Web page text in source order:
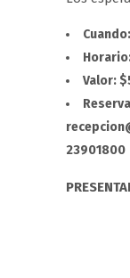
Valor:
23901800